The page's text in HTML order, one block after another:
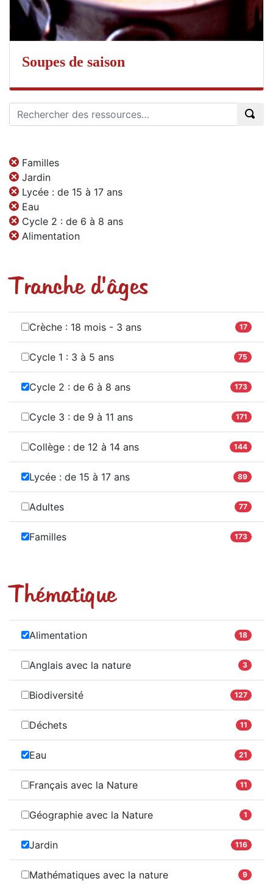
Soupes de saison
Familles
Jardin
Lycée : de 15 à 17 ans
Eau
Cycle 2 : de 6 à 8 ans
Alimentation
Tranche d'âges
Crèche : 18 mois - 3 ans 17
Cycle 1 : 3 à 5 ans 75
Cycle 2 : de 6 à 8 ans 173
Cycle 3 : de 9 à 11 ans 171
Collège : de 12 à 14 ans 144
Lycée : de 15 à 17 ans 89
Adultes 77
Familles 173
Thématique
Alimentation 18
Anglais avec la nature 3
Biodiversité 127
Déchets 11
Eau 21
Français avec la Nature 11
Géographie avec la Nature 1
Jardin 116
Mathématiques avec la nature 9